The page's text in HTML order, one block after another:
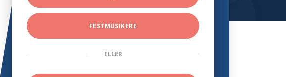
FESTMUSIKERE
ELLER